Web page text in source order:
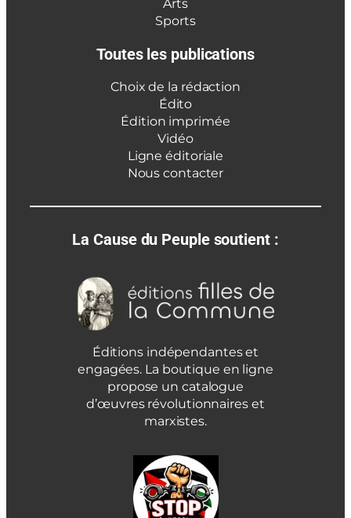
Arts
Sports
Toutes les publications
Choix de la rédaction
Édito
Édition imprimée
Vidéo
Ligne éditoriale
Nous contacter
La Cause du Peuple soutient :
Éditions indépendantes et
engagées. La boutique en ligne
propose un catalogue
d’œuvres révolutionnaires et
marxistes.